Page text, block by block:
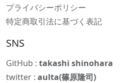
プライバシーポリシー
特定商取引法に基づく表記
SNS
GitHub : takashi shinohara
twitter : aulta(篠原隆司)